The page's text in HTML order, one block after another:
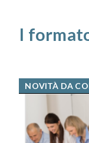
I
NOVITÀ DA